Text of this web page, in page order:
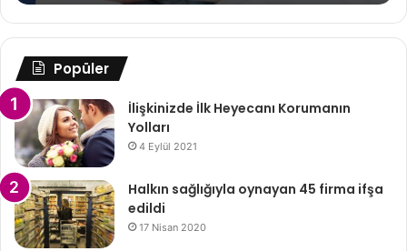
Popüler
İlişkinizde İlk Heyecanı Korumanın
Yolları
4 Eylül 2021
Halkın sağlığıyla oynayan 45 firma ifşa
edildi
17 Nisan 2020